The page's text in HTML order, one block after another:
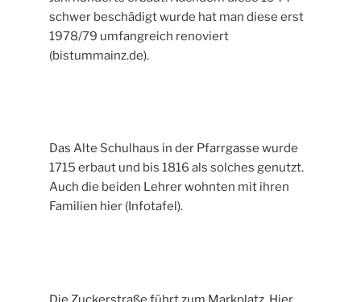
schwer beschädigt wurde hat man diese erst
1978/79 umfangreich renoviert
(bistummainz.de).
Das Alte Schulhaus in der Pfarrgasse wurde
1715 erbaut und bis 1816 als solches genutzt.
Auch die beiden Lehrer wohnten mit ihren
Familien hier (Infotafel).